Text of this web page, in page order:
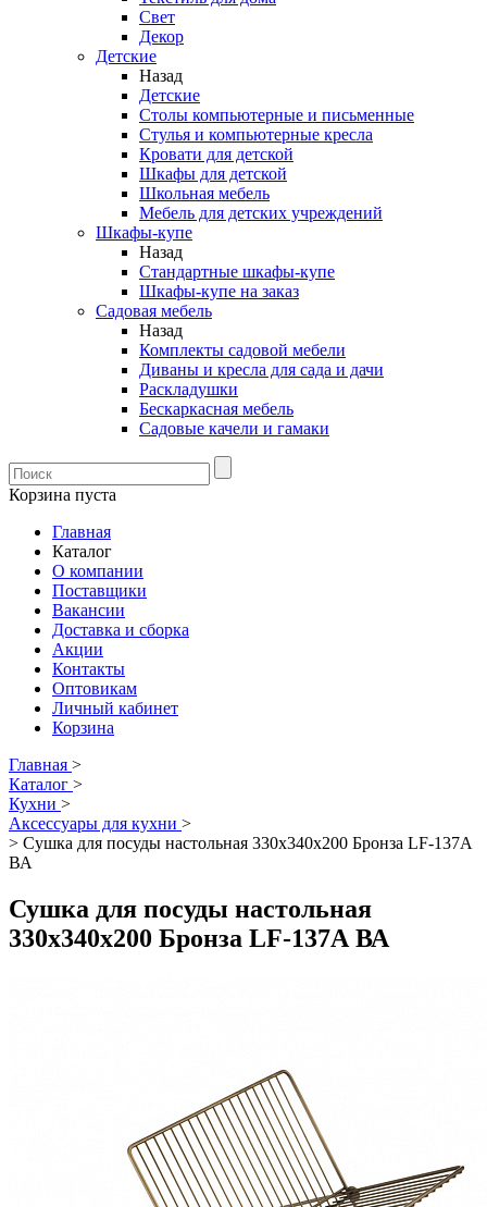
Свет
Декор
Детские
Назад
Детские
Столы компьютерные и письменные
Стулья и компьютерные кресла
Кровати для детской
Шкафы для детской
Школьная мебель
Мебель для детских учреждений
Шкафы-купе
Назад
Стандартные шкафы-купе
Шкафы-купе на заказ
Садовая мебель
Назад
Комплекты садовой мебели
Диваны и кресла для сада и дачи
Раскладушки
Бескаркасная мебель
Садовые качели и гамаки
Корзина пуста
Главная
Каталог
О компании
Поставщики
Вакансии
Доставка и сборка
Акции
Контакты
Оптовикам
Личный кабинет
Корзина
Главная >
Каталог >
Кухни >
Аксессуары для кухни >
> Сушка для посуды настольная 330х340х200 Бронза LF-137А
ВА
Сушка для посуды настольная
330х340х200 Бронза LF-137А ВА